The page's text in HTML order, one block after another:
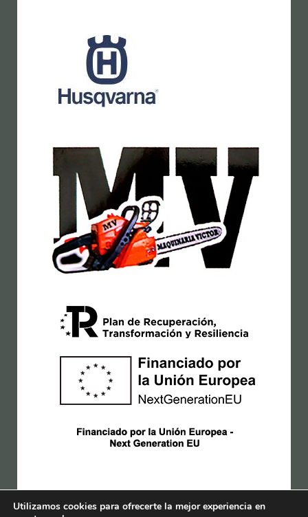
Utilizamos cookies para ofrecerte la mejor experiencia en